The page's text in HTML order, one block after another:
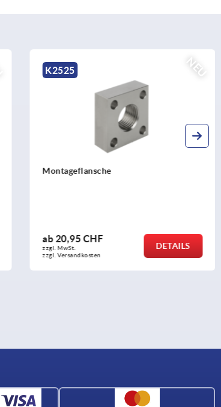
NEU
K2525
Montageflansche
ab 20,95 CHF
zzgl. MwSt.
zzgl. Versandkosten
DETAILS